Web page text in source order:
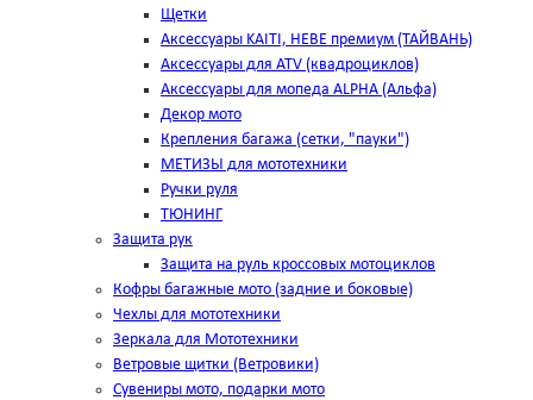
Щетки
Аксессуары KAITI, HEBE премиум (ТАЙВАНЬ)
Аксессуары для ATV (квадроциклов)
Аксессуары для мопеда ALPHA (Альфа)
Декор мото
Крепления багажа (сетки, "пауки")
МЕТИЗЫ для мототехники
Ручки руля
ТЮНИНГ
Защита рук
Защита на руль кроссовых мотоциклов
Кофры багажные мото (задние и боковые)
Чехлы для мототехники
Зеркала для Мототехники
Ветровые щитки (Ветровики)
Сувениры мото, подарки мото